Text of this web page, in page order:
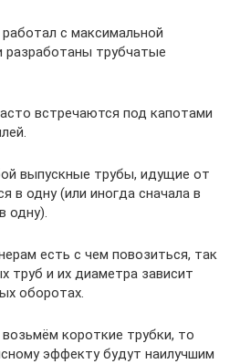
с максимальной
трубчатые
встречаются под капотами
выпускные трубы, идущие от
в одну (или иногда сначала в
одну).
есть с чем повозиться, так
труб и их диаметра зависит
оборотах.
короткие трубки, то
эффекту будут наилучшим